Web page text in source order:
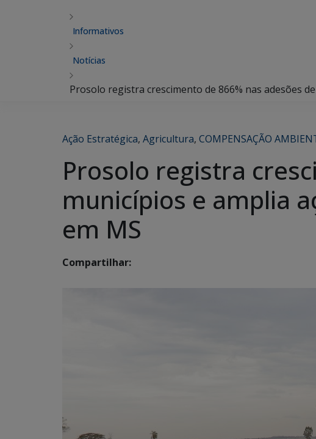
Informativos
Notícias
Prosolo registra crescimento de 866% nas adesões
Ação Estratégica, Agricultura, COMPENSAÇÃO
Prosolo registra
municípios e amplia
em MS
Compartilhar: